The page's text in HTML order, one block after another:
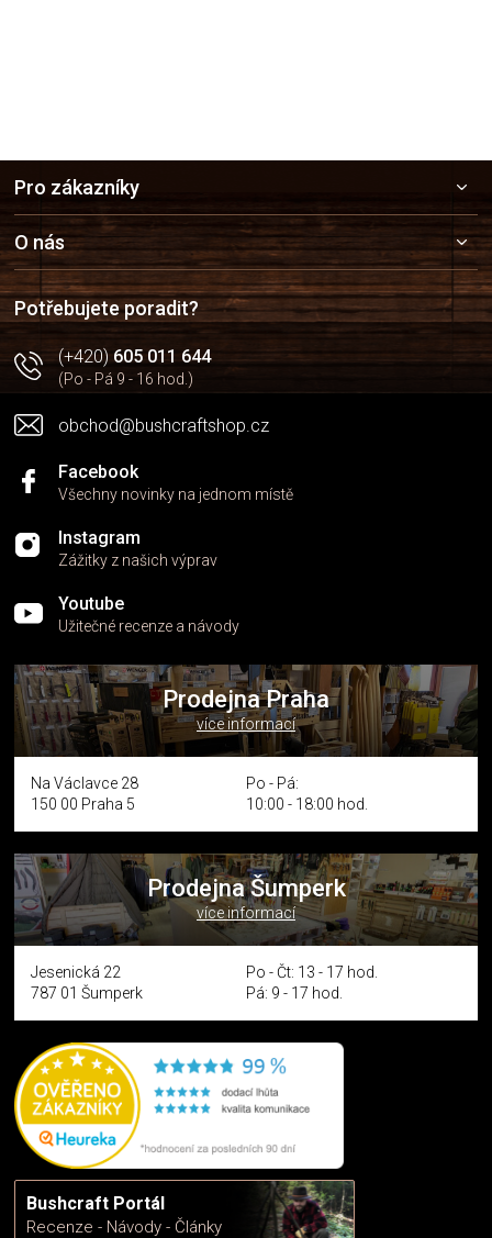
a
t
í
Pro zákazníky
O nás
Potřebujete poradit?
(+420)605 011 644
(Po - Pá 9 - 16 hod.)
obchod@bushcraftshop.cz
Facebook
Všechny novinky na jednom místě
Instagram
Zážitky z našich výprav
Youtube
Užitečné recenze a návody
Prodejna Praha
více informací
Na Václavce 28
150 00 Praha 5
Po - Pá:
10:00 - 18:00 hod.
Prodejna Šumperk
více informací
Jesenická 22
787 01 Šumperk
Po - Čt: 13 - 17 hod.
Pá: 9 - 17 hod.
Bushcraft Portál
Recenze - Návody - Články